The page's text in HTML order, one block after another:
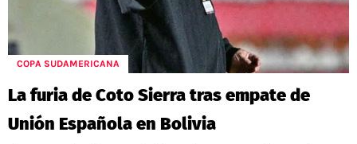
COPA SUDAMERICANA
La furia de Coto Sierra tras empate de
Unión Española en Bolivia